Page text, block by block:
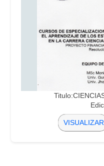
VISUALIZAR